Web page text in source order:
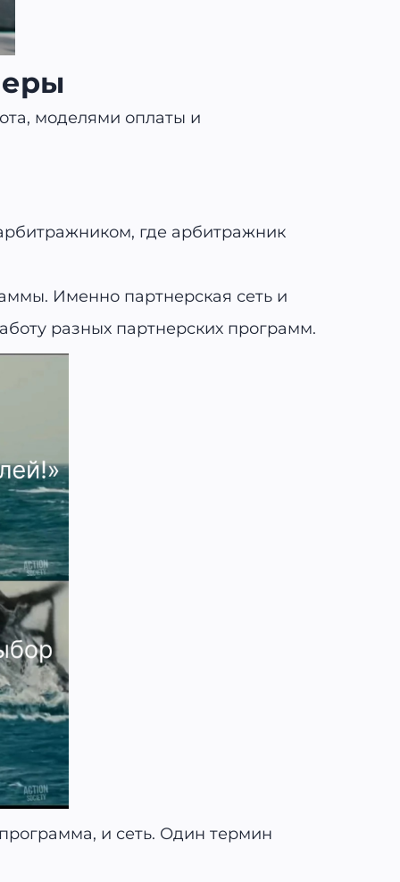
моделями оплаты и
где арбитражник
Именно партнерская сеть и
разных партнерских программ.
и сеть. Один термин